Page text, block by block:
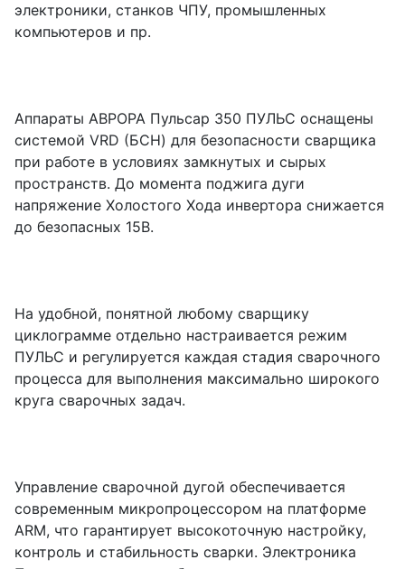
электроники, станков ЧПУ, промышленных
компьютеров и пр.
Аппараты АВРОРА Пульсар 350 ПУЛЬС оснащены
системой VRD (БСН) для безопасности сварщика
при работе в условиях замкнутых и сырых
пространств. До момента поджига дуги
напряжение Холостого Хода инвертора снижается
до безопасных 15В.
На удобной, понятной любому сварщику
циклограмме отдельно настраивается режим
ПУЛЬС и регулируется каждая стадия сварочного
процесса для выполнения максимально широкого
круга сварочных задач.
Управление сварочной дугой обеспечивается
современным микропроцессором на платформе
ARM, что гарантирует высокоточную настройку,
контроль и стабильность сварки. Электроника